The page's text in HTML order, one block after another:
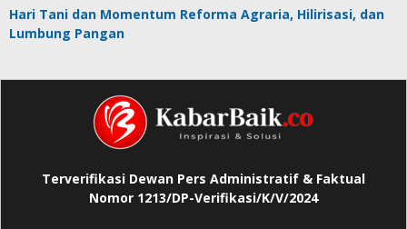
Hari Tani dan Momentum Reforma Agraria, Hilirisasi, dan
Lumbung Pangan
Terverifikasi Dewan Pers Administratif & Faktual
Nomor 1213/DP-Verifikasi/K/V/2024